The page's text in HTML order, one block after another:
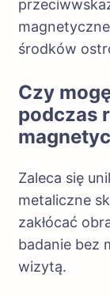
środków
Czy
podczas
Zaleca się
metaliczne
zakłócać
badanie bez
wizytą.